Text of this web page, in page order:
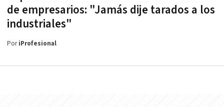
de empresarios: "Jamás dije tarados a los
industriales"
PoriProfesional